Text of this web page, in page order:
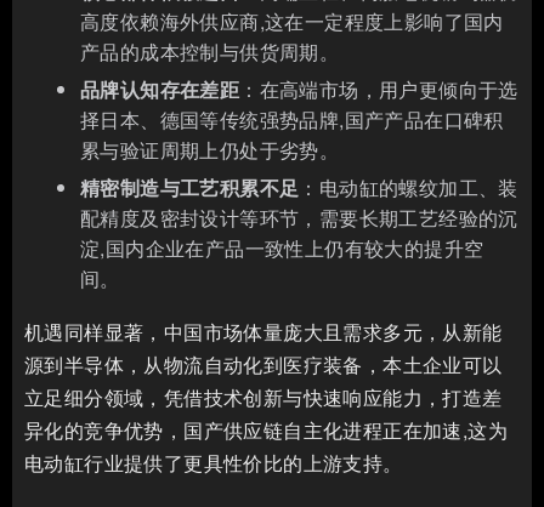
高度依赖海外供应商,这在一定程度上影响了国内
产品的成本控制与供货周期。
品牌认知存在差距 ：在高端市场，用户更倾向于选
择日本、德国等传统强势品牌,国产产品在口碑积
累与验证周期上仍处于劣势。
精密制造与工艺积累不足 ：电动缸的螺纹加工、装
配精度及密封设计等环节，需要长期工艺经验的沉
淀,国内企业在产品一致性上仍有较大的提升空
间。
机遇同样显著，中国市场体量庞大且需求多元，从新能
源到半导体，从物流自动化到医疗装备，本土企业可以
立足细分领域，凭借技术创新与快速响应能力，打造差
异化的竞争优势，国产供应链自主化进程正在加速,这为
电动缸行业提供了更具性价比的上游支持。